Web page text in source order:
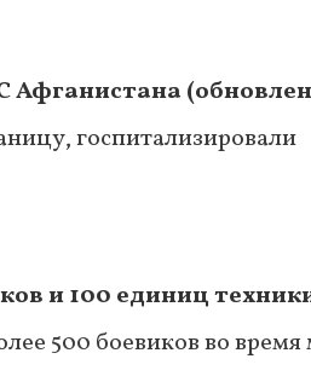
Афганистана
госпитализировали
и 100 единиц
500 боевиков во